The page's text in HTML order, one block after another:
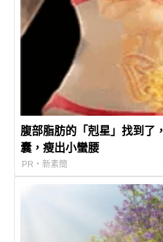
腹部脂肪的「剋星」找到了
囊，瘦出小蠻腰
PR・新素簡